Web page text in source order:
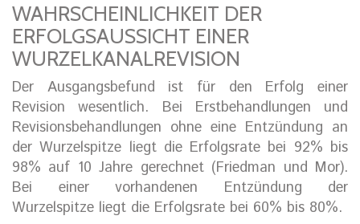
WAHRSCHEINLICHKEIT DER
ERFOLGSAUSSICHT EINER
WURZELKANALREVISION
Der Ausgangsbefund ist für den Erfolg einer
Revision wesentlich. Bei Erstbehandlungen und
Revisionsbehandlungen ohne eine Entzündung an
der Wurzelspitze liegt die Erfolgsrate bei 92% bis
98% auf 10 Jahre gerechnet (Friedman und Mor).
Bei einer vorhandenen Entzündung der
Wurzelspitze liegt die Erfolgsrate bei 60% bis 80%.